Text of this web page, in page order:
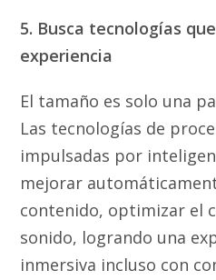
5. Busca tecnologías
experiencia
El tamaño es solo una
Las tecnologías de
impulsadas por
mejorar
contenido, optimizar el
sonido, logrando una
inmersiva incluso con